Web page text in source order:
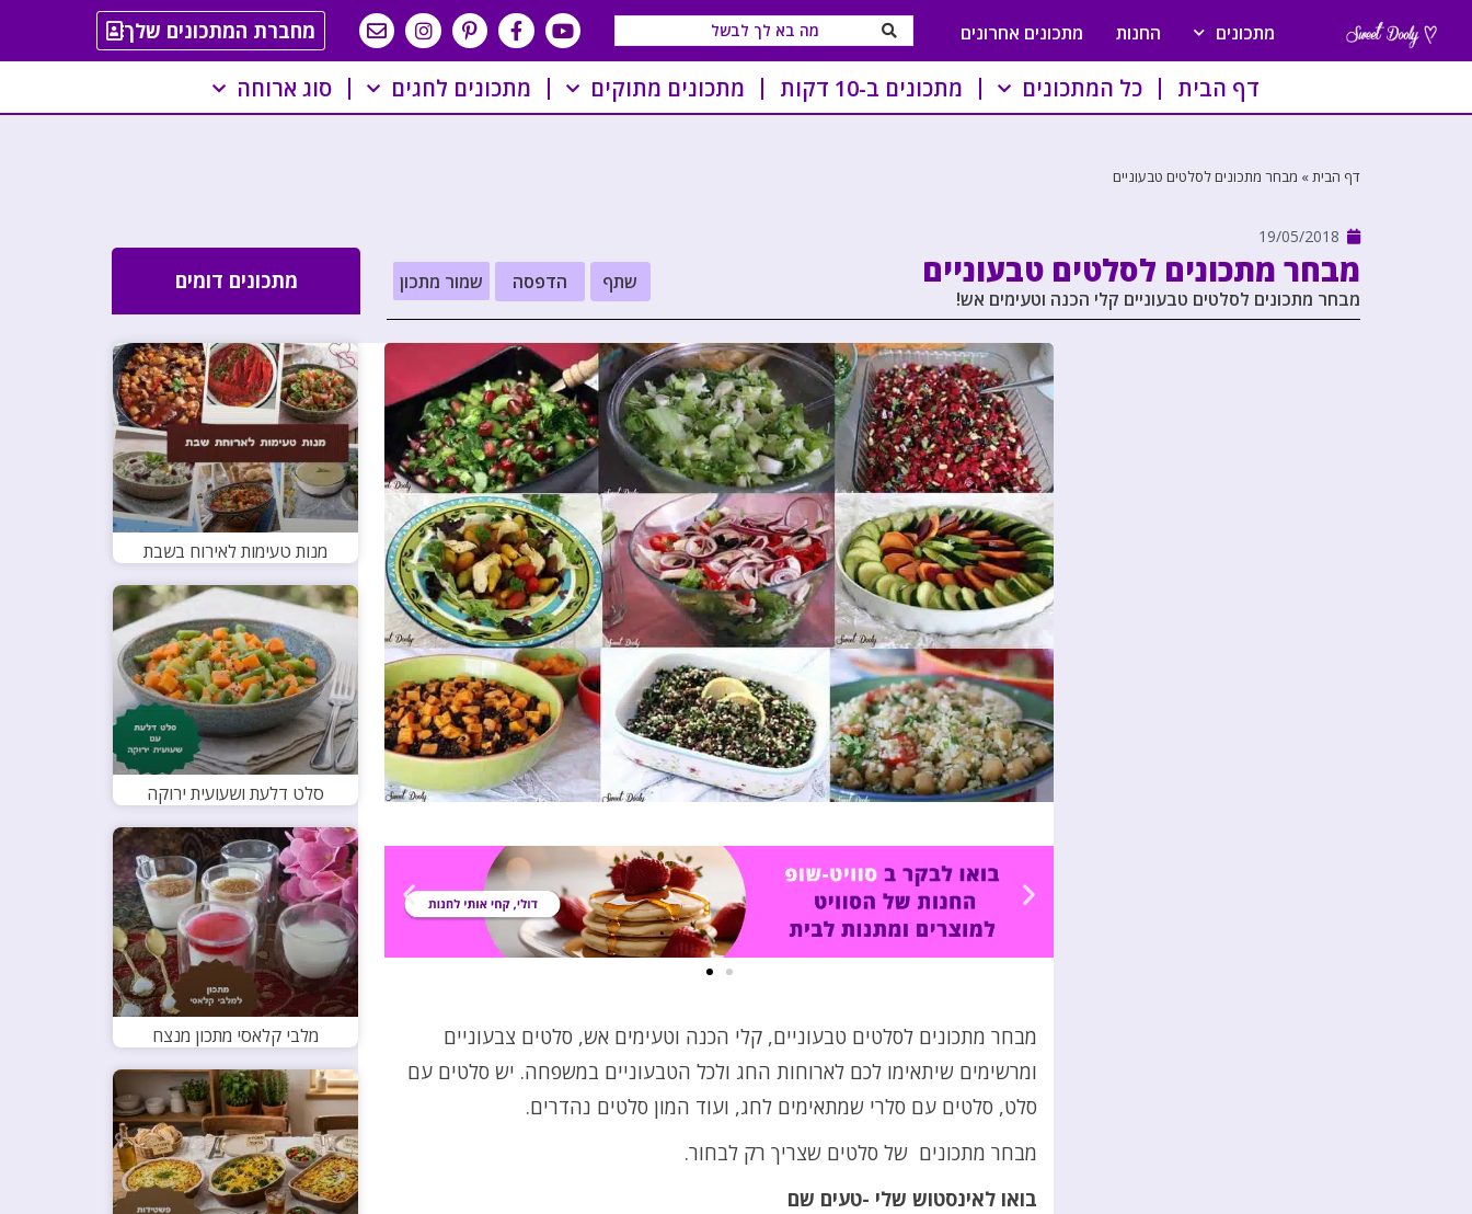
מתכונים החנות מתכונים אחרונים מחברת המתכונים שלך
דף הבית כל המתכונים מתכונים ב-10 דקות מתכונים מתוקים מתכונים לחגים סוג ארוחה
דף הבית» מבחר מתכונים לסלטים טבעוניים
19/05/2018
מבחר מתכונים לסלטים טבעוניים
מבחר מתכונים לסלטים טבעוניים קלי הכנה וטעימים אש!
שתף הדפסה שמור מתכון מתכונים דומים
מבחר מתכונים לסלטים טבעוניים, קלי הכנה וטעימים אש, סלטים צבעוניים
ומרשימים שיתאימו לכם לארוחות החג ולכל הטבעוניים במשפחה. יש סלטים עם
סלט, סלטים עם סלרי שמתאימים לחג, ועוד המון סלטים נהדרים.
מבחר מתכונים של סלטים שצריך רק לבחור.
בואו לאינסטוש שלי -טעים שם
מנות טעימות לאירוח בשבת
סלט דלעת ושעועית ירוקה
מלבי קלאסי מתכון מנצח